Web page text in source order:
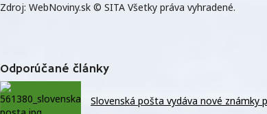
Zdroj: WebNoviny.sk © SITA Všetky práva vyhradené.
Odporúčané články
Slovenská pošta vydáva nové známky